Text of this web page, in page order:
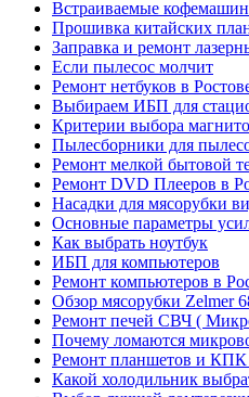
Встраиваемые
Прошивка китайских
Заправка и ремонт
Если пылесос молчит
Ремонт нетбуков в
Выбираем ИБП для
Критерии выбора
Пылесборники для
Ремонт мелкой бытовой
Ремонт DVD Плееров в
Насадки для мясорубки
Основные параметры
Как выбрать ноутбук
ИБП для компьютеров
Ремонт компьютеров в
Обзор мясорубки Zelmer
Ремонт печей СВЧ (
Почему ломаются
Ремонт планшетов и КПК
Какой холодильник